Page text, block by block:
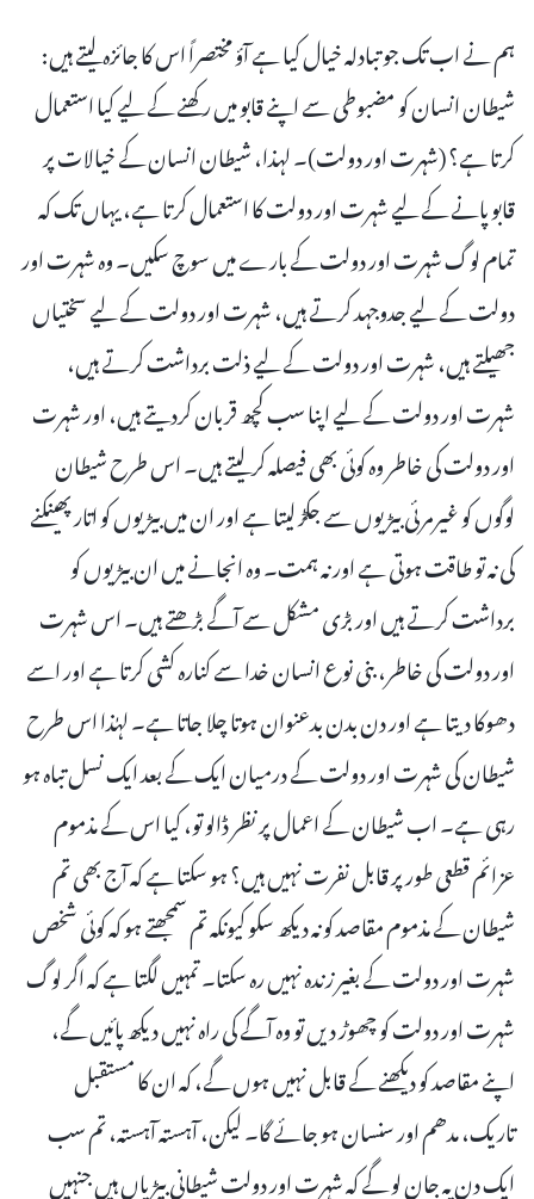
ہم نے اب تک جو تبادلہ خیال کیا ہے آؤ مختصراً اس کا جائزہ لیتے ہیں:
شیطان انسان کو مضبوطی سے اپنے قابو میں رکھنے کے لیے کیا استعمال
کرتا ہے؟ (شہرت اور دولت)۔ لہذا، شیطان انسان کے خیالات پر
قابو پانے کے لیے شہرت اور دولت کا استعمال کرتا ہے، یہاں تک کہ
تمام لوگ شہرت اور دولت کے بارے میں سوچ سکیں۔ وہ شہرت اور
دولت کے لیے جدوجہد کرتے ہیں، شہرت اور دولت کے لیے سختیاں
جھیلتے ہیں، شہرت اور دولت کے لیے ذلت برداشت کرتے ہیں،
شہرت اور دولت کے لیے اپنا سب کچھ قربان کردیتے ہیں، اور شہرت
اور دولت کی خاطر وہ کوئی بھی فیصلہ کر لیتے ہیں۔ اس طرح شیطان
لوگوں کو غیرمرئی بیڑیوں سے جکڑ لیتا ہے اور ان میں بیڑیوں کو اتار پھینکنے
کی نہ تو طاقت ہوتی ہے اور نہ ہمت۔ وہ انجانے میں ان بیڑیوں کو
برداشت کرتے ہیں اور بڑی مشکل سے آگے بڑھتے ہیں۔ اس شہرت
اور دولت کی خاطر، بنی نوع انسان خدا سے کنارہ کشی کرتا ہے اور اسے
دھوکا دیتا ہے اور دن بدن بدعنوان ہوتا چلا جاتا ہے۔ لہٰذا اس طرح
شیطان کی شہرت اور دولت کے درمیان ایک کے بعد ایک نسل تباہ ہو
رہی ہے۔ اب شیطان کے اعمال پر نظر ڈالو تو، کیا اس کے مذموم
عزائم قطعی طور پر قابل نفرت نہیں ہیں؟ ہو سکتا ہے کہ آج بھی تم
شیطان کے مذموم مقاصد کو نہ دیکھ سکو کیونکہ تم سمجھتے ہو کہ کوئی شخص
شہرت اور دولت کے بغیر زندہ نہیں رہ سکتا۔ تمہیں لگتا ہے کہ اگر لوگ
شہرت اور دولت کو چھوڑ دیں تو وہ آگے کی راہ نہیں دیکھ پائیں گے،
اپنے مقاصد کو دیکھنے کے قابل نہیں ہوں گے، کہ ان کا مستقبل
تاریک، مدھم اور سنسان ہو جائے گا۔ لیکن، آہستہ آہستہ، تم سب
ایک دن یہ جان لو گے کہ شہرت اور دولت شیطانی بیڑیاں ہیں جنہیں